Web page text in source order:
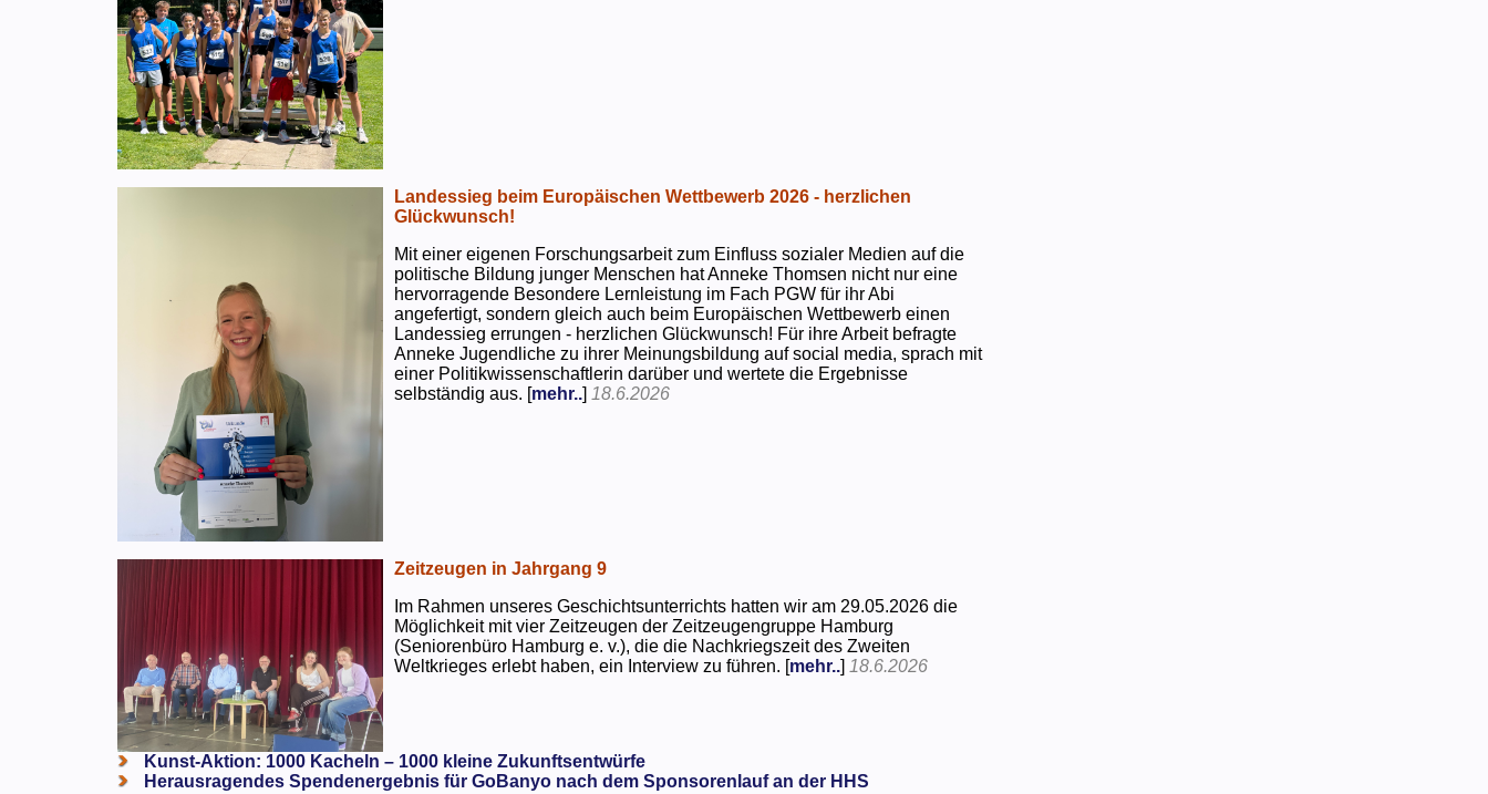
Landessieg beim Europäischen Wettbewerb 2026 - herzlichen
Glückwunsch!
Mit einer eigenen Forschungsarbeit zum Einfluss sozialer Medien auf die
politische Bildung junger Menschen hat Anneke Thomsen nicht nur eine
hervorragende Besondere Lernleistung im Fach PGW für ihr Abi
angefertigt, sondern gleich auch beim Europäischen Wettbewerb einen
Landessieg errungen - herzlichen Glückwunsch! Für ihre Arbeit befragte
Anneke Jugendliche zu ihrer Meinungsbildung auf social media, sprach mit
einer Politikwissenschaftlerin darüber und wertete die Ergebnisse
selbständig aus. [mehr..] 18.6.2026
Zeitzeugen in Jahrgang 9
Im Rahmen unseres Geschichtsunterrichts hatten wir am 29.05.2026 die
Möglichkeit mit vier Zeitzeugen der Zeitzeugengruppe Hamburg
(Seniorenbüro Hamburg e. v.), die die Nachkriegszeit des Zweiten
Weltkrieges erlebt haben, ein Interview zu führen. [mehr..] 18.6.2026
Kunst-Aktion: 1000 Kacheln – 1000 kleine Zukunftsentwürfe
Herausragendes Spendenergebnis für GoBanyo nach dem Sponsorenlauf an der HHS